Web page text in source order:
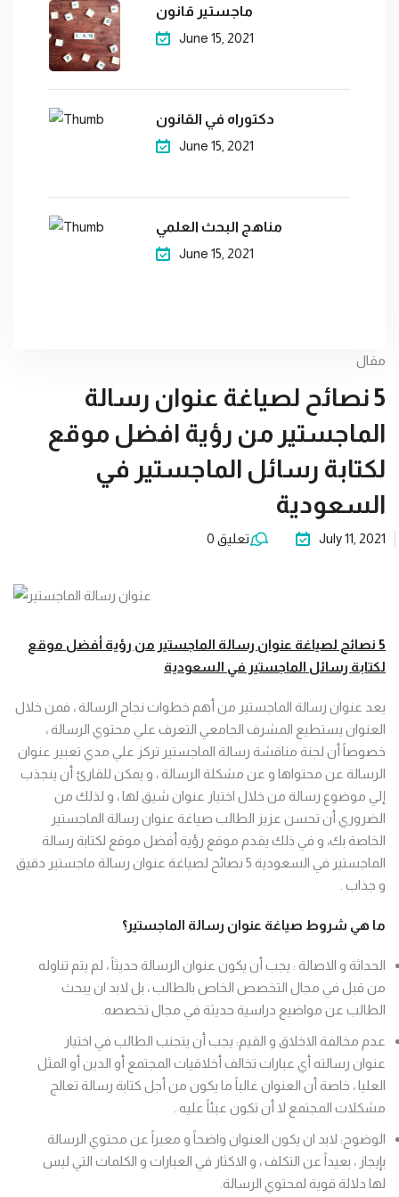
خدمة إعداد خطة
خدمة
لكتابة
الماجستير
عليهم في
التخرج مع
للخدمات
التعليمية
مقال
5 نصائح لصياغة عنوان رسالة
الماجستير من رؤية افضل موقع
لكتابة رسائل الماجستير في
السعودية
July 11, 2021 تعليق 0
5 نصائح لصياغة عنوان رسالة الماجستير من رؤية أفضل موقع
لكتابة رسائل الماجستير في السعودية
يعد عنوان رسالة الماجستير من أهم خطوات نجاح الرسالة ، فمن خلال
العنوان يستطيع المشرف الجامعي التعرف علي محتوي الرسالة ،
خصوصاً أن لجنة مناقشة رسالة الماجستير تركز علي مدي تعبير عنوان
الرسالة عن محتواها و عن مشكلة الرسالة ، و يمكن للقارئ أن ينجذب
إلي موضوع رسالة من خلال اختيار عنوان شيق لها ، و لذلك من
الضروري أن تحسن عزيز الطالب صياغة عنوان رسالة الماجستير
الخاصة بك، و في ذلك يقدم موقع رؤية أفضل موقع لكتابة رسالة
الماجستير في السعودية 5 نصائح لصياغة عنوان رسالة ماجستير دقيق
و جذاب .
ما هي شروط صياغة عنوان رسالة الماجستير؟
الحداثة و الاصالة : يجب أن يكون عنوان الرسالة حديثاً ، لم يتم تناوله
من قبل في مجال التخصص الخاص بالطالب ، بل لابد ان يبحث
الطالب عن مواضيع دراسية حديثة في مجال تخصصه.
عدم مخالفة الاخلاق و القيم: يجب أن يتجنب الطالب في اختيار
عنوان رسالته أي عبارات تخالف أخلاقيات المجتمع أو الدين أو المثل
العليا ، خاصة أن العنوان غالباً ما يكون من أجل كتابة رسالة تعالج
مشكلات المجتمع لا أن تكون عبئاً عليه .
الوضوح: لابد ان يكون العنوان واضحاً و معبراً عن محتوي الرسالة
بإيجاز ، بعيداً عن التكلف ، و الاكثار في العبارات و الكلمات التي ليس
لها دلالة قوية لمحتوي الرسالة.
ماجستير قانون
June 15, 2021
دكتوراه في القانون
June 15, 2021
مناهج البحث العلمي
June 15, 2021